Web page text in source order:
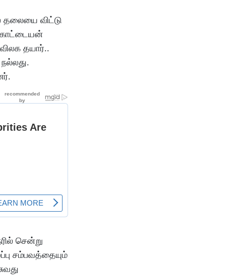
தலையை விட்டு
தயார்..
சென்று
சம்பவத்தையும்